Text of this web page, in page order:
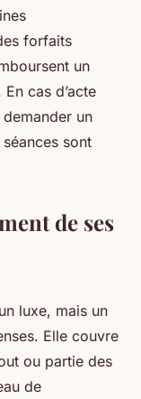
forfaits
un
cas d’acte
un
sont
de ses
luxe, mais un
Elle couvre
ou partie des
de